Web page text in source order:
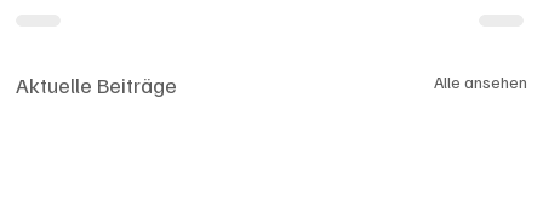
Aktuelle Beiträge Alle ansehen